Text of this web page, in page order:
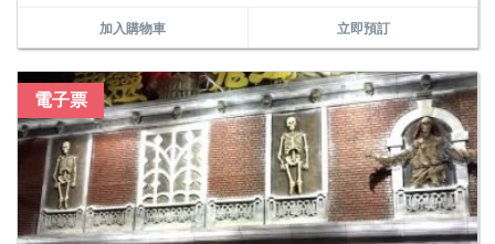
加入購物車 立即預訂
電子票